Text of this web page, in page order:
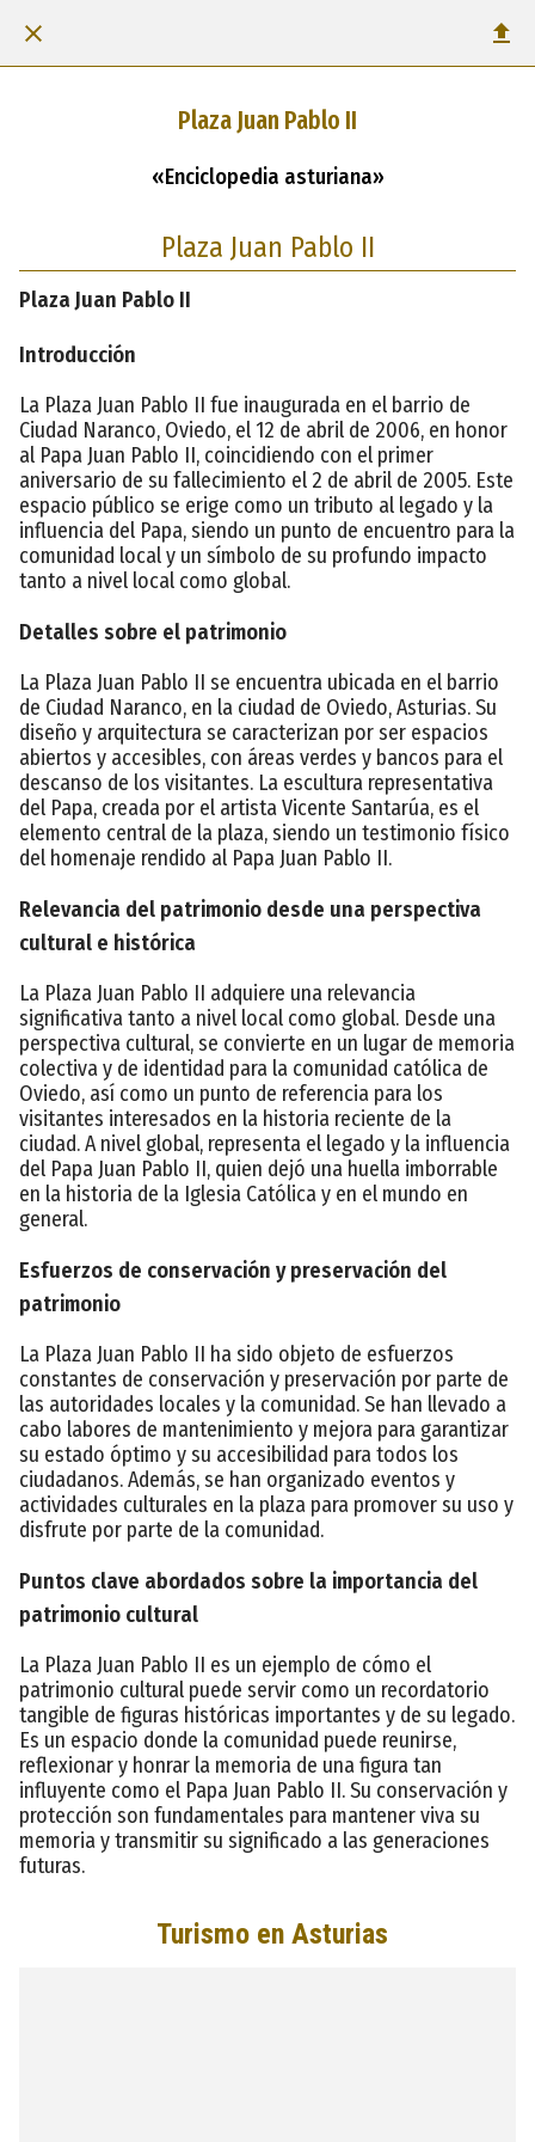
Plaza Juan Pablo II
«Enciclopedia asturiana»
Plaza Juan Pablo II
Plaza Juan Pablo II
Introducción
La Plaza Juan Pablo II fue inaugurada en el barrio de
Ciudad Naranco, Oviedo, el 12 de abril de 2006, en honor
al Papa Juan Pablo II, coincidiendo con el primer
aniversario de su fallecimiento el 2 de abril de 2005. Este
espacio público se erige como un tributo al legado y la
influencia del Papa, siendo un punto de encuentro para la
comunidad local y un símbolo de su profundo impacto
tanto a nivel local como global.
Detalles sobre el patrimonio
La Plaza Juan Pablo II se encuentra ubicada en el barrio
de Ciudad Naranco, en la ciudad de Oviedo, Asturias. Su
diseño y arquitectura se caracterizan por ser espacios
abiertos y accesibles, con áreas verdes y bancos para el
descanso de los visitantes. La escultura representativa
del Papa, creada por el artista Vicente Santarúa, es el
elemento central de la plaza, siendo un testimonio físico
del homenaje rendido al Papa Juan Pablo II.
Relevancia del patrimonio desde una perspectiva
cultural e histórica
La Plaza Juan Pablo II adquiere una relevancia
significativa tanto a nivel local como global. Desde una
perspectiva cultural, se convierte en un lugar de memoria
colectiva y de identidad para la comunidad católica de
Oviedo, así como un punto de referencia para los
visitantes interesados en la historia reciente de la
ciudad. A nivel global, representa el legado y la influencia
del Papa Juan Pablo II, quien dejó una huella imborrable
en la historia de la Iglesia Católica y en el mundo en
general.
Esfuerzos de conservación y preservación del
patrimonio
La Plaza Juan Pablo II ha sido objeto de esfuerzos
constantes de conservación y preservación por parte de
las autoridades locales y la comunidad. Se han llevado a
cabo labores de mantenimiento y mejora para garantizar
su estado óptimo y su accesibilidad para todos los
ciudadanos. Además, se han organizado eventos y
actividades culturales en la plaza para promover su uso y
disfrute por parte de la comunidad.
Puntos clave abordados sobre la importancia del
patrimonio cultural
La Plaza Juan Pablo II es un ejemplo de cómo el
patrimonio cultural puede servir como un recordatorio
tangible de figuras históricas importantes y de su legado.
Es un espacio donde la comunidad puede reunirse,
reflexionar y honrar la memoria de una figura tan
influyente como el Papa Juan Pablo II. Su conservación y
protección son fundamentales para mantener viva su
memoria y transmitir su significado a las generaciones
futuras.